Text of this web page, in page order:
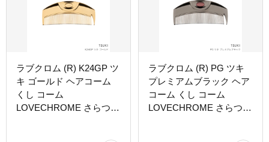
ラブクロム (R) K24GP ツ
キ ゴールド ヘアコーム
くし コーム
LOVECHROME さらつや
ラブクロム (R) PG ツキ
プレミアムブラック ヘア
コーム くし コーム
LOVECHROME さらつや